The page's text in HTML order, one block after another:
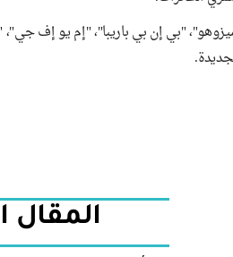
"بي إن بي باريبا"، "إم يو إف
المقال